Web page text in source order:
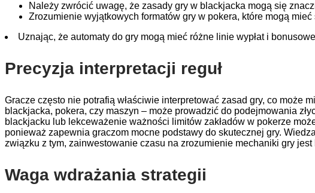
Należy zwrócić uwagę, że zasady gry w blackjacka mogą się
Zrozumienie wyjątkowych formatów gry w pokera, które mogą
Uznając, że automaty do gry mogą mieć różne linie wypłat i
Precyzja interpretacji reguł
Gracze często nie potrafią właściwie interpretować zasad gry, co może
blackjacka, pokera, czy maszyn – może prowadzić do podejmowania
blackjacku lub lekceważenie ważności limitów zakładów w pokerze
ponieważ zapewnia graczom mocne podstawy do skutecznej gry.
związku z tym, zainwestowanie czasu na zrozumienie mechaniki gry
Waga wdrażania strategii